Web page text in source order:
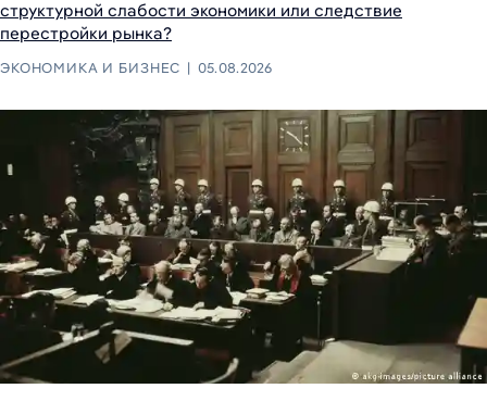
структурной слабости экономики или следствие
перестройки рынка?
ЭКОНОМИКА И БИЗНЕС 05.08.2026